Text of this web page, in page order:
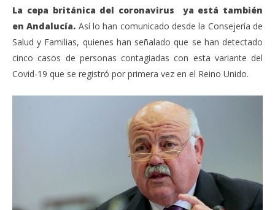
VIENDO AHORA
Cinco Nuevos casos detectados de la cepa
británica del coronavirus en Andalucía.
28, 2020
28,
La cepa británica del coronavirus ya está también
en Andalucía. Así lo han comunicado desde la Consejería de
Salud y Familias, quienes han señalado que se han detectado
cinco casos de personas contagiadas con esta variante del
Covid-19 que se registró por primera vez en el Reino Unido.